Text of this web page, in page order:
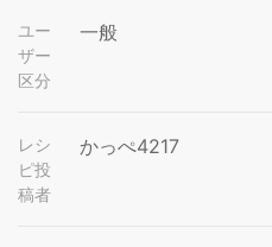
ユー
ザー
区分
一般
レシ
ピ投
稿者
かっぺ4217